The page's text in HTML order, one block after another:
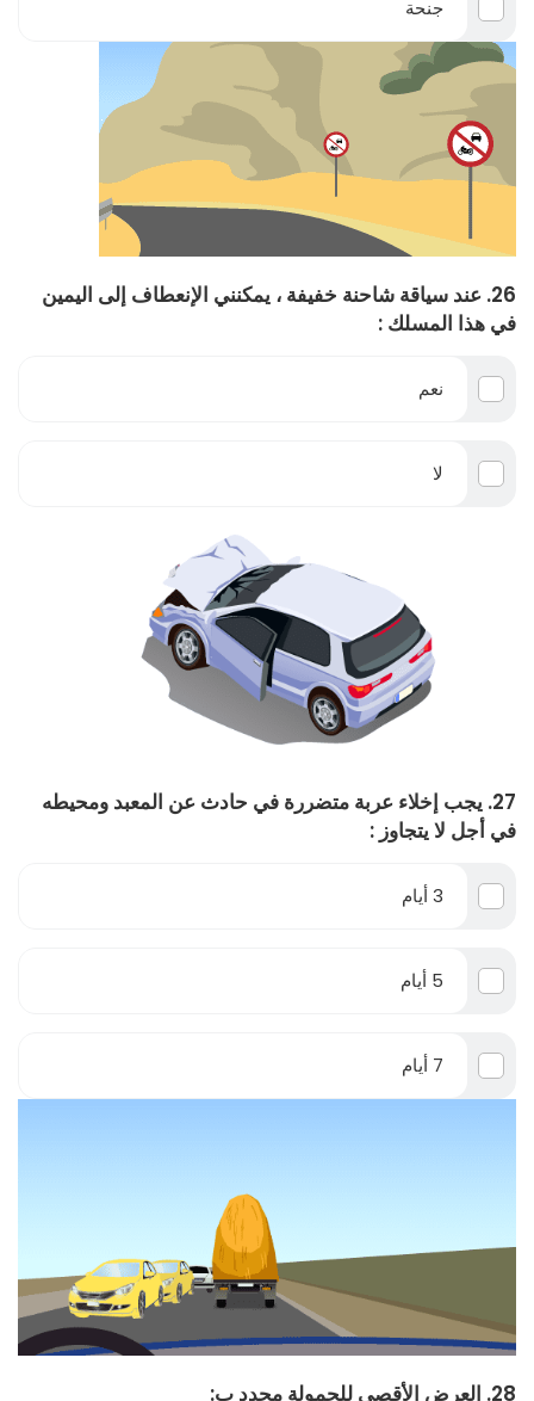
جنحة
26. عند سياقة شاحنة خفيفة ، يمكنني الإنعطاف إلى اليمين
في هذا المسلك :
نعم
لا
27. يجب إخلاء عربة متضررة في حادث عن المعبد ومحيطه
في أجل لا يتجاوز :
3 أيام
5 أيام
7 أيام
28. العرض الأقصى للحمولة محدد ب: